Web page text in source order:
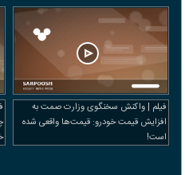
فیلم | واکنش سخنگوی وزارت صمت به
افزایش قیمت خودرو: قیمت‌ها واقعی شده
است!